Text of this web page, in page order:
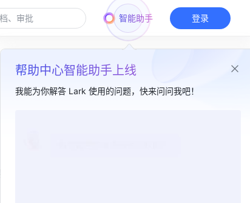
智能助手
帮助中心智能助手上线
我能为你解答 Lark 使用的问题，快来问问我吧！
登录